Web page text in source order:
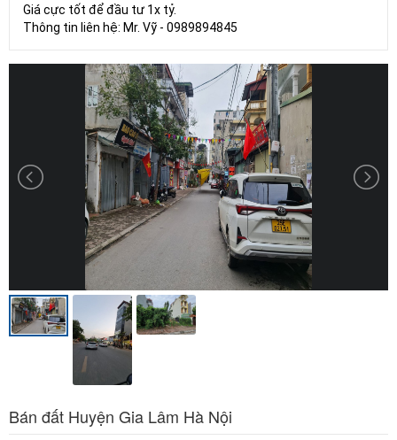
Giá cực tốt để đầu tư 1x tỷ.
Thông tin liên hệ: Mr. Vỹ - 0989894845
Bán đất Huyện Gia Lâm Hà Nội